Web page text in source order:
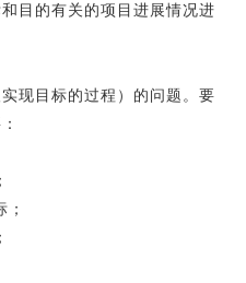
目的有关的项目进展情况进
现目标的过程）的问题。要